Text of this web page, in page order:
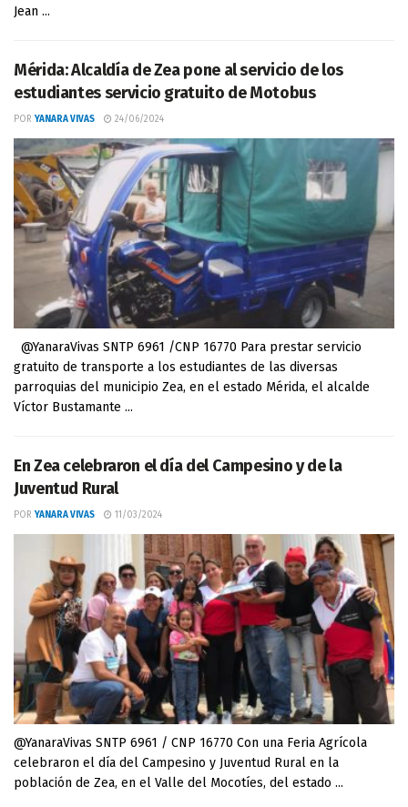
Jean ...
Mérida: Alcaldía de Zea pone al servicio de los
estudiantes servicio gratuito de Motobus
POR YANARA VIVAS 24/06/2024
@YanaraVivas SNTP 6961 /CNP 16770 Para prestar servicio
gratuito de transporte a los estudiantes de las diversas
parroquias del municipio Zea, en el estado Mérida, el alcalde
Víctor Bustamante ...
En Zea celebraron el día del Campesino y de la
Juventud Rural
POR YANARA VIVAS 11/03/2024
@YanaraVivas SNTP 6961 / CNP 16770 Con una Feria Agrícola
celebraron el día del Campesino y Juventud Rural en la
población de Zea, en el Valle del Mocotíes, del estado ...